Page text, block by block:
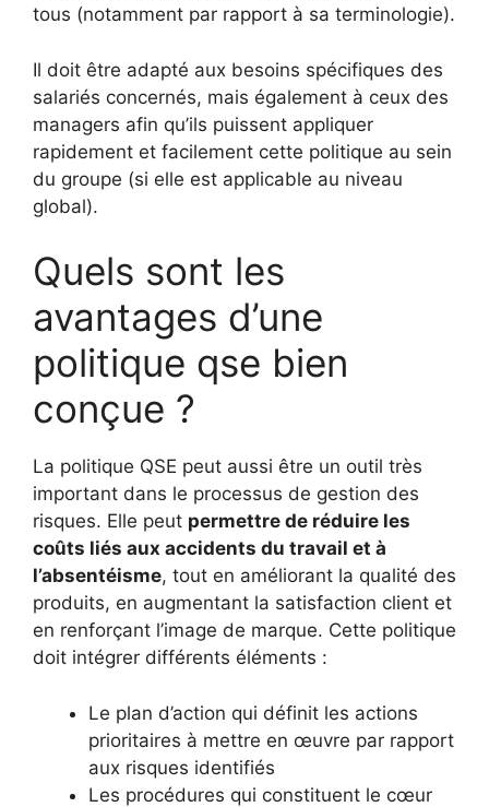
tous (notamment par rapport à sa terminologie).
Il doit être adapté aux besoins spécifiques des
salariés concernés, mais également à ceux des
managers afin qu’ils puissent appliquer
rapidement et facilement cette politique au sein
du groupe (si elle est applicable au niveau
global).
Quels sont les
avantages d’une
politique qse bien
conçue ?
La politique QSE peut aussi être un outil très
important dans le processus de gestion des
risques. Elle peut permettre de réduire les
coûts liés aux accidents du travail et à
l’absentéisme, tout en améliorant la qualité des
produits, en augmentant la satisfaction client et
en renforçant l’image de marque. Cette politique
doit intégrer différents éléments :
Le plan d’action qui définit les actions
prioritaires à mettre en œuvre par rapport
aux risques identifiés
Les procédures qui constituent le cœur